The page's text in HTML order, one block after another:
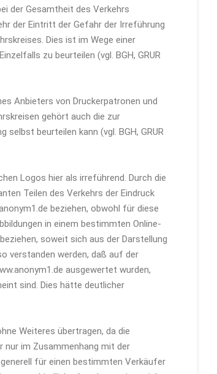
der Gesamtheit des Verkehrs
der Eintritt der Gefahr der Irreführung
Dies ist im Wege einer
zu beurteilen (vgl. BGH, GRUR
Anbieters von Druckerpatronen und
gehört auch die zur
beurteilen kann (vgl. BGH, GRUR
Logos hier als irreführend. Durch die
Teilen des Verkehrs der Eindruck
beziehen, obwohl für diese
in einem bestimmten Online-
soweit sich aus der Darstellung
verstanden werden, daß auf der
ausgewertet wurden,
sind. Dies hätte deutlicher
Weiteres übertragen, da die
nur im Zusammenhang mit der
für einen bestimmten Verkäufer